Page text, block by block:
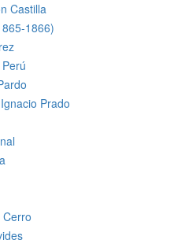
Castilla
1866)
Prado